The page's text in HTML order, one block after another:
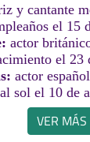
y cantante
el 15
actor
el 23
actor
al sol el 10 de
VER MÁS